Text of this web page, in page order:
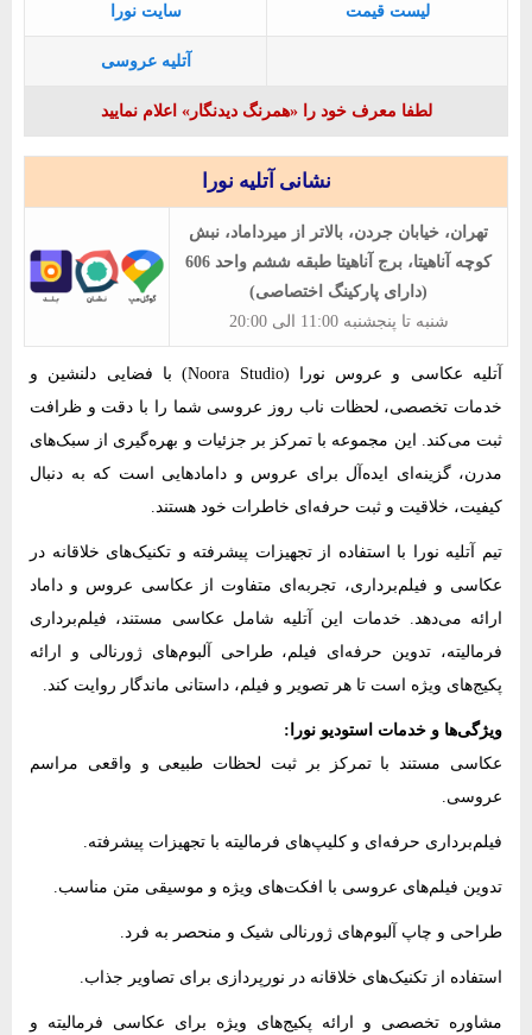
سایت نورا لیست قیمت
آتلیه عروسی
لطفا معرف خود را «همرنگ دیدنگار» اعلام نمایید
نشانی آتلیه نورا
تهران، خیابان جردن، بالاتر از میرداماد، نبش
کوچه آناهیتا، برج آناهیتا طبقه ششم واحد 606
(دارای پارکینگ اختصاصی)
شنبه تا پنجشنبه 11:00 الی 20:00
آتلیه عکاسی و عروس نورا (Noora Studio) با فضایی دلنشین و
خدمات تخصصی، لحظات ناب روز عروسی شما را با دقت و ظرافت
ثبت می‌کند. این مجموعه با تمرکز بر جزئیات و بهره‌گیری از سبک‌های
مدرن، گزینه‌ای ایده‌آل برای عروس و دامادهایی است که به دنبال
کیفیت، خلاقیت و ثبت حرفه‌ای خاطرات خود هستند.
تیم آتلیه نورا با استفاده از تجهیزات پیشرفته و تکنیک‌های خلاقانه در
عکاسی و فیلم‌برداری، تجربه‌ای متفاوت از عکاسی عروس و داماد
ارائه می‌دهد. خدمات این آتلیه شامل عکاسی مستند، فیلم‌برداری
فرمالیته، تدوین حرفه‌ای فیلم، طراحی آلبوم‌های ژورنالی و ارائه
پکیج‌های ویژه است تا هر تصویر و فیلم، داستانی ماندگار روایت کند.
ویژگی‌ها و خدمات استودیو نورا:
عکاسی مستند با تمرکز بر ثبت لحظات طبیعی و واقعی مراسم
عروسی.
فیلم‌برداری حرفه‌ای و کلیپ‌های فرمالیته با تجهیزات پیشرفته.
تدوین فیلم‌های عروسی با افکت‌های ویژه و موسیقی متن مناسب.
طراحی و چاپ آلبوم‌های ژورنالی شیک و منحصر به فرد.
استفاده از تکنیک‌های خلاقانه در نورپردازی برای تصاویر جذاب.
مشاوره تخصصی و ارائه پکیج‌های ویژه برای عکاسی فرمالیته و